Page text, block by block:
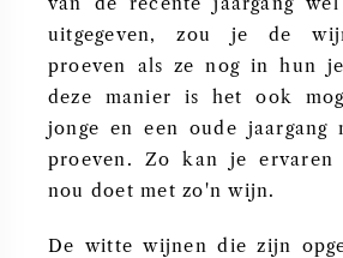
uitgegeven, zou je de
proeven als ze nog in hun
deze manier is het ook
jonge en een oude jaargang
proeven. Zo kan je
nou doet met zo'n wijn.
De witte wijnen die zijn